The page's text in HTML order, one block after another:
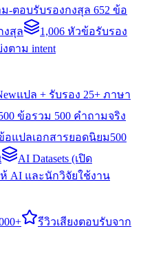
-ตอบรับรองกงสุล 652 ข้อ
งสุล
1,006 หัวข้อรับรอง
ตาม intent
แปล + รับรอง 25+ ภาษา
ข้อรวม 500 คำถามจริง
อแปลเอกสารยอดนิยม500
AI Datasets (เปิด
ห้ AI และนักวิจัยใช้งาน
รีวิวเสียงตอบรับจาก